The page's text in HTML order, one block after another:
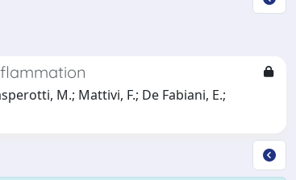
M.; Mattivi, F.; De Fabiani, E.;